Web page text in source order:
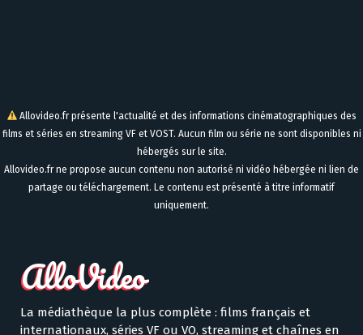
Allovideo.fr présente l'actualité et des informations cinématographiques des
films et séries en streaming VF et VOST. Aucun film ou série ne sont disponibles ni
hébergés sur le site.
Allovideo.fr ne propose aucun contenu non autorisé ni vidéo hébergée ni lien de
partage ou téléchargement. Le contenu est présenté à titre informatif
uniquement.
La médiathèque la plus complète : films français et
internationaux, séries VF ou VO, streaming et chaînes en